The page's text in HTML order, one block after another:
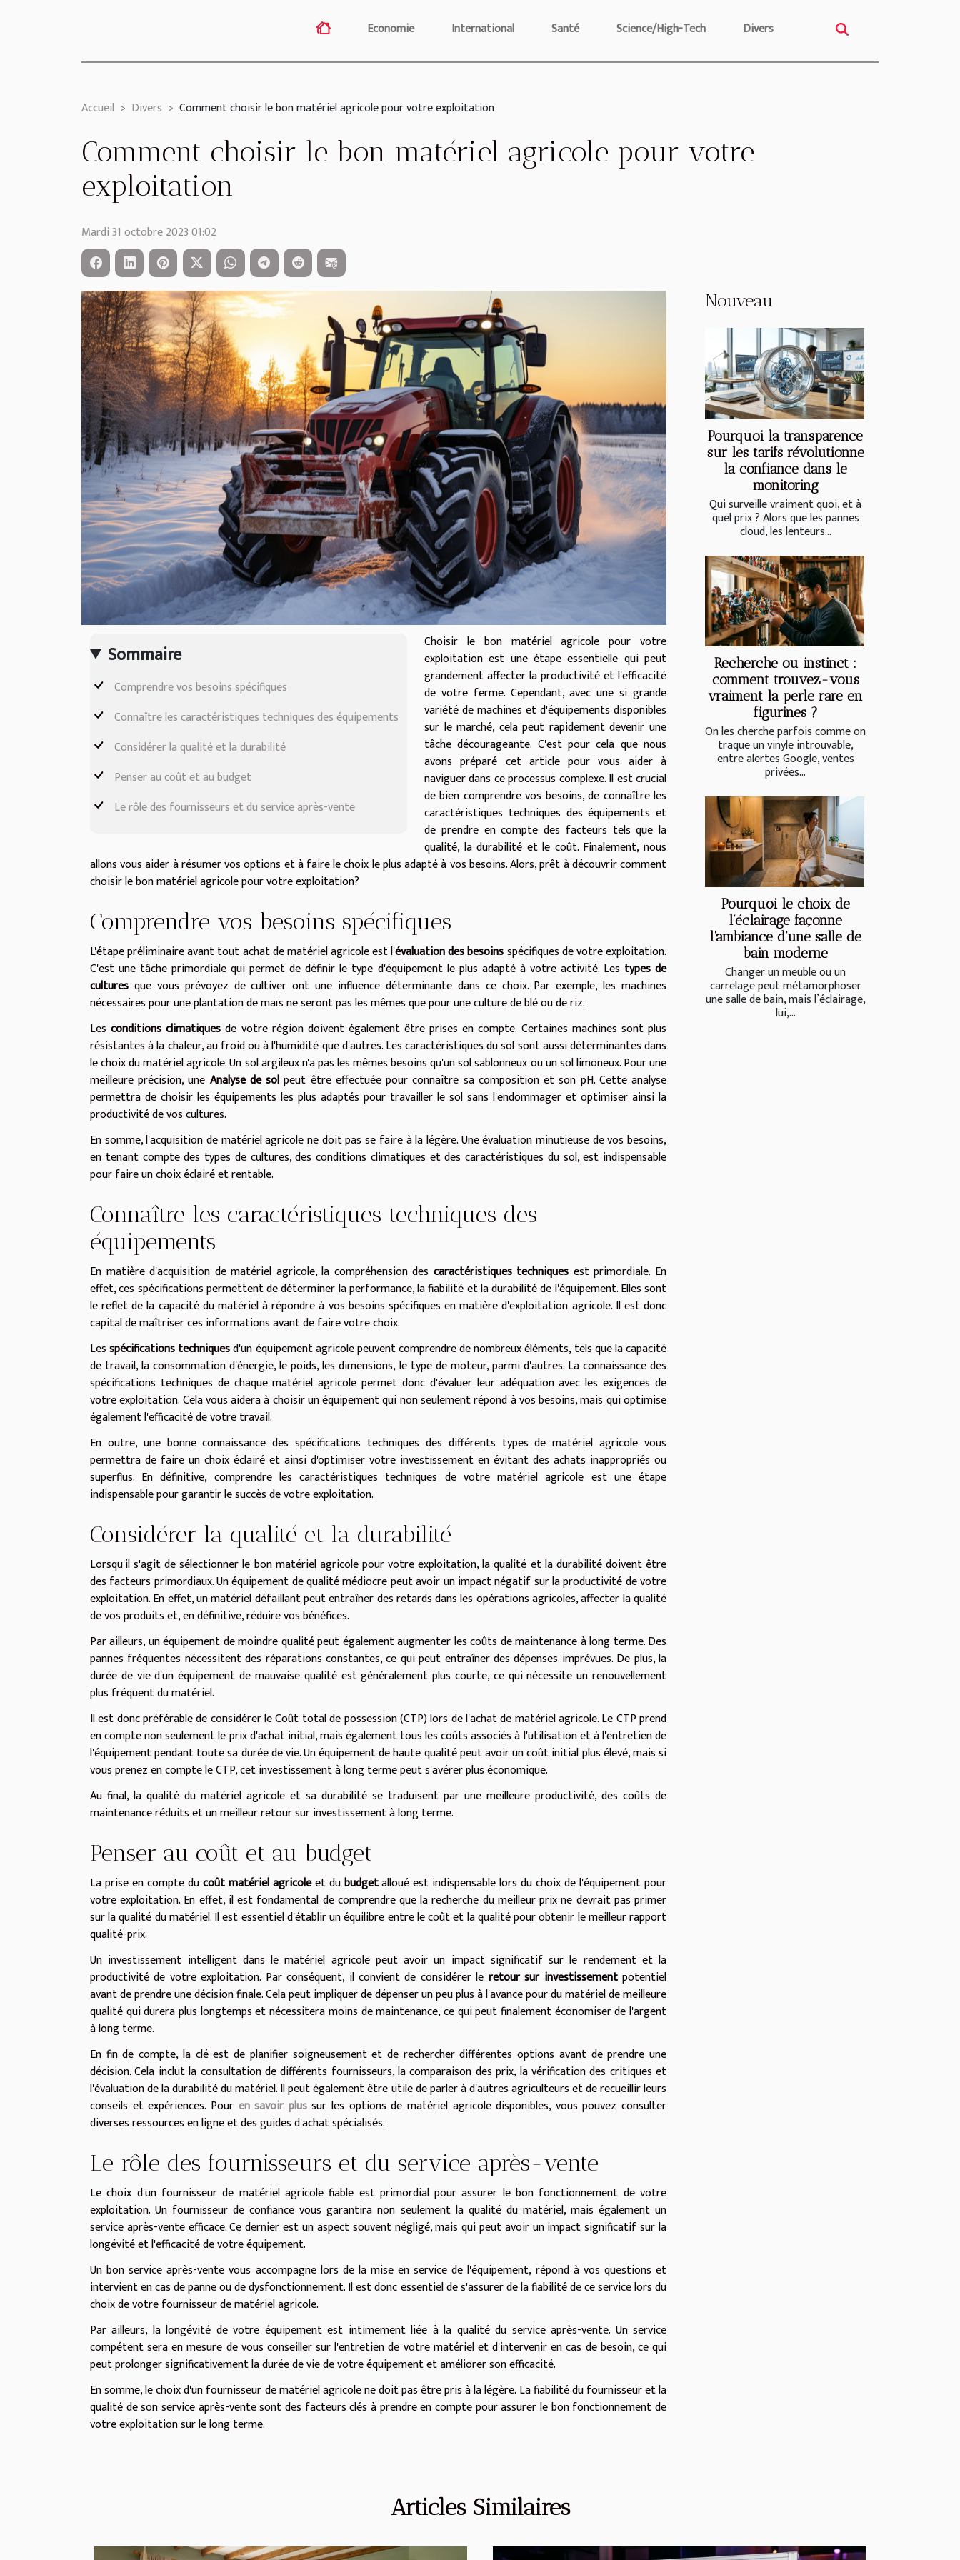
Economie International Santé Science/High-Tech Divers
Accueil Divers Comment choisir le bon matériel agricole pour votre exploitation
Comment choisir le bon matériel agricole pour votre
exploitation
Mardi 31 octobre 2023 01:02
Sommaire
Comprendre vos besoins spécifiques
Connaître les caractéristiques techniques des équipements
Considérer la qualité et la durabilité
Penser au coût et au budget
Le rôle des fournisseurs et du service après-vente
Choisir le bon matériel agricole pour votre
exploitation est une étape essentielle qui peut
grandement affecter la productivité et l'efficacité
de votre ferme. Cependant, avec une si grande
variété de machines et d'équipements disponibles
sur le marché, cela peut rapidement devenir une
tâche décourageante. C'est pour cela que nous
avons préparé cet article pour vous aider à
naviguer dans ce processus complexe. Il est crucial
de bien comprendre vos besoins, de connaître les
caractéristiques techniques des équipements et
de prendre en compte des facteurs tels que la
qualité, la durabilité et le coût. Finalement, nous
allons vous aider à résumer vos options et à faire le choix le plus adapté à vos besoins. Alors, prêt à découvrir comment
choisir le bon matériel agricole pour votre exploitation?
Comprendre vos besoins spécifiques
L'étape préliminaire avant tout achat de matériel agricole est l'évaluation des besoinsspécifiques de votre exploitation.
C'est une tâche primordiale qui permet de définir le type d'équipement le plus adapté à votre activité. Les types de
cultures que vous prévoyez de cultiver ont une influence déterminante dans ce choix. Par exemple, les machines
nécessaires pour une plantation de maïs ne seront pas les mêmes que pour une culture de blé ou de riz.
Lesconditions climatiques de votre région doivent également être prises en compte. Certaines machines sont plus
résistantes à la chaleur, au froid ou à l'humidité que d'autres. Les caractéristiques du sol sont aussi déterminantes dans
le choix du matériel agricole. Un sol argileux n'a pas les mêmes besoins qu'un sol sablonneux ou un sol limoneux. Pour une
meilleure précision, une Analyse de sol peut être effectuée pour connaître sa composition et son pH. Cette analyse
permettra de choisir les équipements les plus adaptés pour travailler le sol sans l'endommager et optimiser ainsi la
productivité de vos cultures.
En somme, l'acquisition de matériel agricole ne doit pas se faire à la légère. Une évaluation minutieuse de vos besoins,
en tenant compte des types de cultures, des conditions climatiques et des caractéristiques du sol, est indispensable
pour faire un choix éclairé et rentable.
Connaître les caractéristiques techniques des
équipements
En matière d'acquisition de matériel agricole, la compréhension des caractéristiques techniques est primordiale. En
effet, ces spécifications permettent de déterminer la performance, la fiabilité et la durabilité de l'équipement. Elles sont
le reflet de la capacité du matériel à répondre à vos besoins spécifiques en matière d'exploitation agricole. Il est donc
capital de maîtriser ces informations avant de faire votre choix.
Lesspécifications techniquesd'un équipement agricole peuvent comprendre de nombreux éléments, tels que la capacité
de travail, la consommation d'énergie, le poids, les dimensions, le type de moteur, parmi d'autres. La connaissance des
spécifications techniques de chaque matériel agricole permet donc d'évaluer leur adéquation avec les exigences de
votre exploitation. Cela vous aidera à choisir un équipement qui non seulement répond à vos besoins, mais qui optimise
également l'efficacité de votre travail.
En outre, une bonne connaissance des spécifications techniques des différents types de matériel agricole vous
permettra de faire un choix éclairé et ainsi d'optimiser votre investissement en évitant des achats inappropriés ou
superflus. En définitive, comprendre les caractéristiques techniques de votre matériel agricole est une étape
indispensable pour garantir le succès de votre exploitation.
Considérer la qualité et la durabilité
Lorsqu'il s'agit de sélectionner le bon matériel agricole pour votre exploitation, la qualité et la durabilité doivent être
des facteurs primordiaux. Un équipement de qualité médiocre peut avoir un impact négatif sur la productivité de votre
exploitation. En effet, un matériel défaillant peut entraîner des retards dans les opérations agricoles, affecter la qualité
de vos produits et, en définitive, réduire vos bénéfices.
Par ailleurs, un équipement de moindre qualité peut également augmenter les coûts de maintenance à long terme. Des
pannes fréquentes nécessitent des réparations constantes, ce qui peut entraîner des dépenses imprévues. De plus, la
durée de vie d'un équipement de mauvaise qualité est généralement plus courte, ce qui nécessite un renouvellement
plus fréquent du matériel.
Il est donc préférable de considérer le Coût total de possession (CTP) lors de l'achat de matériel agricole. Le CTP prend
en compte non seulement le prix d'achat initial, mais également tous les coûts associés à l'utilisation et à l'entretien de
l'équipement pendant toute sa durée de vie. Un équipement de haute qualité peut avoir un coût initial plus élevé, mais si
vous prenez en compte le CTP, cet investissement à long terme peut s'avérer plus économique.
Au final, la qualité du matériel agricole et sa durabilité se traduisent par une meilleure productivité, des coûts de
maintenance réduits et un meilleur retour sur investissement à long terme.
Penser au coût et au budget
La prise en compte ducoût matériel agricoleet dubudgetalloué est indispensable lors du choix de l'équipement pour
votre exploitation. En effet, il est fondamental de comprendre que la recherche du meilleur prix ne devrait pas primer
sur la qualité du matériel. Il est essentiel d'établir un équilibre entre le coût et la qualité pour obtenir le meilleur rapport
qualité-prix.
Un investissement intelligent dans le matériel agricole peut avoir un impact significatif sur le rendement et la
productivité de votre exploitation. Par conséquent, il convient de considérer le retour sur investissementpotentiel
avant de prendre une décision finale. Cela peut impliquer de dépenser un peu plus à l'avance pour du matériel de meilleure
qualité qui durera plus longtemps et nécessitera moins de maintenance, ce qui peut finalement économiser de l'argent
à long terme.
En fin de compte, la clé est de planifier soigneusement et de rechercher différentes options avant de prendre une
décision. Cela inclut la consultation de différents fournisseurs, la comparaison des prix, la vérification des critiques et
l'évaluation de la durabilité du matériel. Il peut également être utile de parler à d'autres agriculteurs et de recueillir leurs
conseils et expériences. Pour en savoir plussur les options de matériel agricole disponibles, vous pouvez consulter
diverses ressources en ligne et des guides d'achat spécialisés.
Le rôle des fournisseurs et du service après-vente
Le choix d'un fournisseur de matériel agricole fiable est primordial pour assurer le bon fonctionnement de votre
exploitation. Un fournisseur de confiance vous garantira non seulement la qualité du matériel, mais également un
service après-vente efficace. Ce dernier est un aspect souvent négligé, mais qui peut avoir un impact significatif sur la
longévité et l'efficacité de votre équipement.
Un bon service après-vente vous accompagne lors de la mise en service de l'équipement, répond à vos questions et
intervient en cas de panne ou de dysfonctionnement. Il est donc essentiel de s'assurer de la fiabilité de ce service lors du
choix de votre fournisseur de matériel agricole.
Par ailleurs, la longévité de votre équipement est intimement liée à la qualité du service après-vente. Un service
compétent sera en mesure de vous conseiller sur l'entretien de votre matériel et d'intervenir en cas de besoin, ce qui
peut prolonger significativement la durée de vie de votre équipement et améliorer son efficacité.
En somme, le choix d'un fournisseur de matériel agricole ne doit pas être pris à la légère. La fiabilité du fournisseur et la
qualité de son service après-vente sont des facteurs clés à prendre en compte pour assurer le bon fonctionnement de
votre exploitation sur le long terme.
Nouveau
Pourquoi la transparence
sur les tarifs révolutionne
la confiance dans le
monitoring
Qui surveille vraiment quoi, et à
quel prix ? Alors que les pannes
cloud, les lenteurs...
Recherche ou instinct :
comment trouvez-vous
vraiment la perle rare en
figurines ?
On les cherche parfois comme on
traque un vinyle introuvable,
entre alertes Google, ventes
privées...
Pourquoi le choix de
l’éclairage façonne
l’ambiance d’une salle de
bain moderne
Changer un meuble ou un
carrelage peut métamorphoser
une salle de bain, mais l’éclairage,
lui,...
Articles Similaires